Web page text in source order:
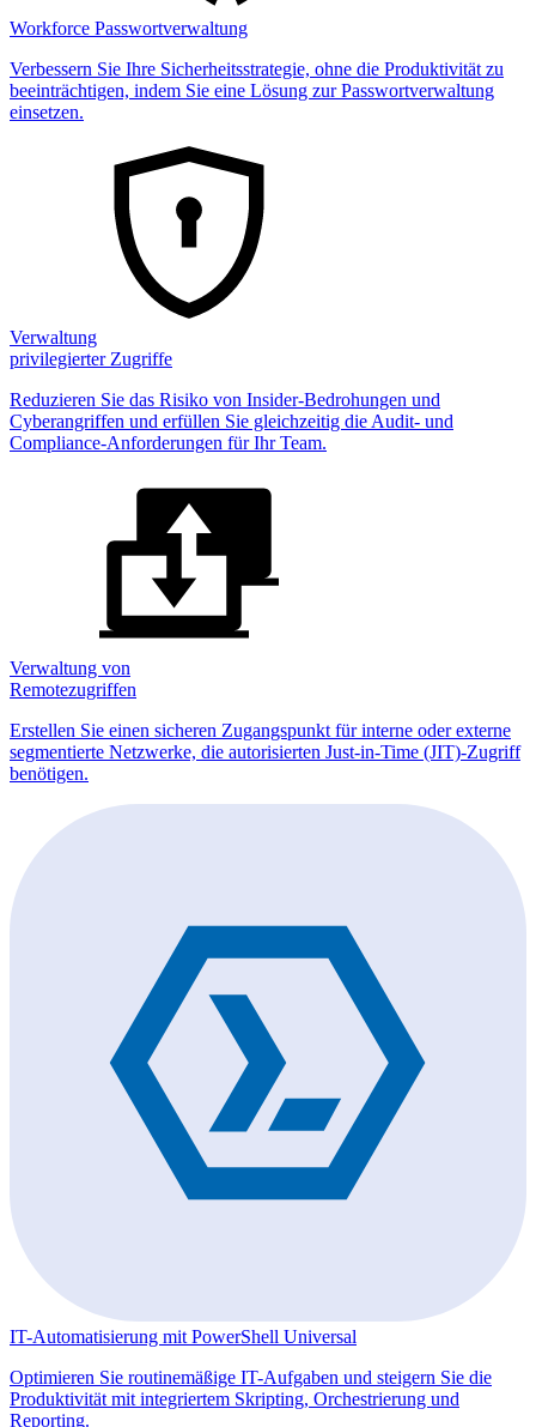
Workforce Passwortverwaltung
Verbessern Sie Ihre Sicherheitsstrategie, ohne die Produktivität zu
beeinträchtigen, indem Sie eine Lösung zur Passwortverwaltung
einsetzen.
Verwaltung
privilegierter Zugriffe
Reduzieren Sie das Risiko von Insider-Bedrohungen und
Cyberangriffen und erfüllen Sie gleichzeitig die Audit- und
Compliance-Anforderungen für Ihr Team.
Verwaltung von
Remotezugriffen
Erstellen Sie einen sicheren Zugangspunkt für interne oder externe
segmentierte Netzwerke, die autorisierten Just-in-Time (JIT)-Zugriff
benötigen.
IT-Automatisierung mit PowerShell Universal
Optimieren Sie routinemäßige IT-Aufgaben und steigern Sie die
Produktivität mit integriertem Skripting, Orchestrierung und
Reporting.